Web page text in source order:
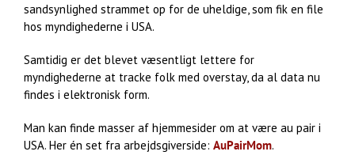
sandsynlighed strammet op for de uheldige, som fik en file
hos myndighederne i USA.
Samtidig er det blevet væsentligt lettere for
myndighederne at tracke folk med overstay, da al data nu
findes i elektronisk form.
Man kan finde masser af hjemmesider om at være au pair i
USA. Her én set fra arbejdsgiverside: AuPairMom.